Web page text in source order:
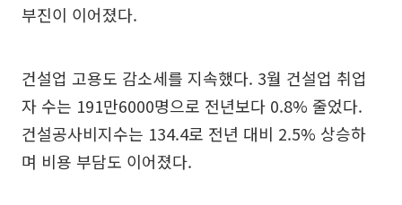
부진이 이어졌다.
건설업 고용도 감소세를 지속했다. 3월 건설업 취업
자 수는 191만6000명으로 전년보다 0.8% 줄었다.
건설공사비지수는 134.4로 전년 대비 2.5% 상승하
며 비용 부담도 이어졌다.